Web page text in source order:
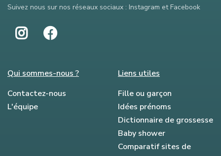
Suivez nous sur nos réseaux sociaux : Instagram et Facebook
Qui sommes-nous ?
Contactez-nous
L'équipe
Liens utiles
Fille ou garçon
Idées prénoms
Dictionnaire de grossesse
Baby shower
Comparatif sites de